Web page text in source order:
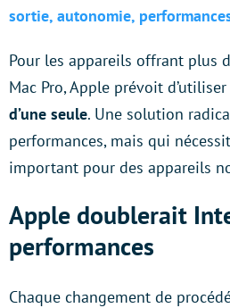
sortie, autonomie,
Pour les appareils offrant plus
Mac Pro, Apple prévoit d’utiliser
d’une seule. Une solution
performances, mais qui
important pour des appareils
Apple doublerait
performances
Chaque changement de